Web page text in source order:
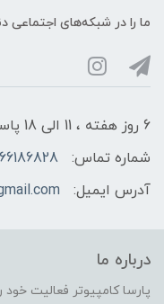
ما را در شبکه‌های اجتماعی
6 روز هفته ، 11 الی 18 پاسخگوی شما هستیم
شماره تماس:
آدرس ایمیل:
درباره ما